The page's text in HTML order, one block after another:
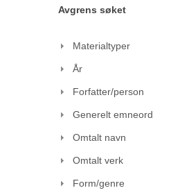
Avgrens søket
Materialtyper
År
Forfatter/person
Generelt emneord
Omtalt navn
Omtalt verk
Form/genre